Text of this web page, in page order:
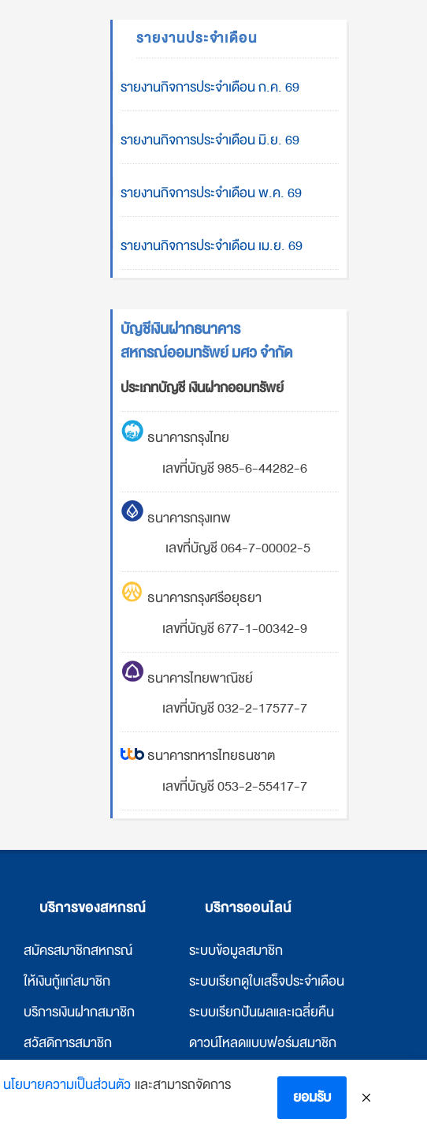
รายงานประจำเดือน
รายงานกิจการประจำเดือน ก.ค. 69
รายงานกิจการประจำเดือน มิ.ย. 69
รายงานกิจการประจำเดือน พ.ค. 69
รายงานกิจการประจำเดือน เม.ย. 69
บัญชีเงินฝากธนาคาร
สหกรณ์ออมทรัพย์ มศว จำกัด
ประเภทบัญชี เงินฝากออมทรัพย์
ธนาคารกรุงไทย
เลขที่บัญชี 985-6-44282-6
ธนาคารกรุงเทพ
เลขที่บัญชี 064-7-00002-5
ธนาคารกรุงศรีอยุธยา
เลขที่บัญชี 677-1-00342-9
ธนาคารไทยพาณิชย์
เลขที่บัญชี 032-2-17577-7
ธนาคารทหารไทยธนชาต
เลขที่บัญชี 053-2-55417-7
บริการของสหกรณ์
สมัครสมาชิกสหกรณ์
ให้เงินกู้แก่สมาชิก
บริการเงินฝากสมาชิก
สวัสดิการสมาชิก
ให้เงินกู้แก่สหกรณ์อื่น
บริการออนไลน์
ระบบข้อมูลสมาชิก
ระบบเรียกดูใบเสร็จประจำเดือน
ระบบเรียกปันผลและเฉลี่ยคืน
ดาวน์โหลดแบบฟอร์มสมาชิก
ดาวน์โหลดแบบฟอร์มสหกรณ์
นโยบายความเป็นส่วนตัว และสามารถจัดการ
ยอมรับ